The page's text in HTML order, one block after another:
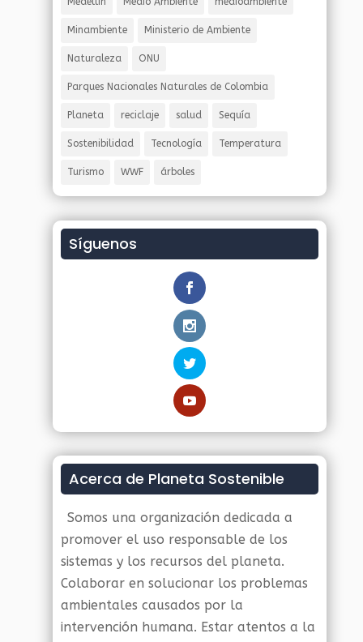
Minambiente Ministerio de Ambiente
Naturaleza ONU
Parques Nacionales Naturales de Colombia
Planeta reciclaje salud Sequía
Sostenibilidad Tecnología Temperatura
Turismo WWF árboles
Síguenos
Acerca de Planeta Sostenible
Somos una organización dedicada a
promover el uso responsable de los
sistemas y los recursos del planeta.
Colaborar en solucionar los problemas
ambientales causados por la
intervención humana. Estar atentos a la